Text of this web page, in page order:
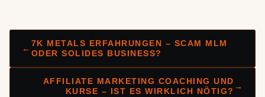
←
7K METALS ERFAHRUNGEN – SCAM MLM
ODER SOLIDES BUSINESS?
AFFILIATE MARKETING COACHING UND
KURSE – IST ES WIRKLICH NÖTIG?
→